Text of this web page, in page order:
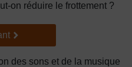
on réduire le frottement ?
des sons et de la musique